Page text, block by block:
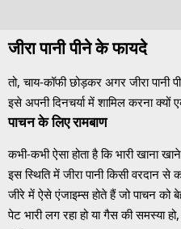
जीरा पानी पीने के फायदे
तो, चाय-कॉफी छोड़कर अगर जीरा पानी
इसे अपनी दिनचर्या में शामिल करना
पाचन के लिए रामबाण
कभी-कभी ऐसा होता है कि भारी खाना
इस स्थिति में जीरा पानी किसी वरदान से
जीरे में ऐसे एंजाइम्स होते हैं जो पाचन
पेट भारी लग रहा हो या गैस की समस्या